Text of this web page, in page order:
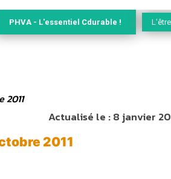
PHVA - L'essentiel Cdurable !
2011
Actualisé le :8 janvier
2011